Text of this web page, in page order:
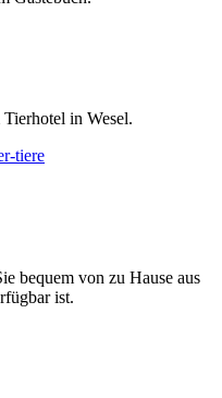
in Wesel.
bequem von zu Hause aus
ist.